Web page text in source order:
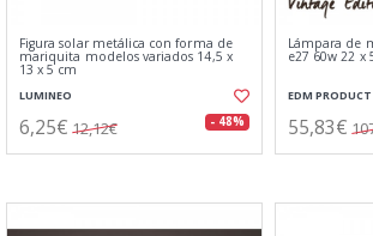
Figura solar metálica con forma de
mariquita modelos variados 14,5 x
13 x 5 cm
LUMINEO
6,25€ 12,12€ - 48%
Lámpara de
e27 60w 22 x
EDM PRODUCT
55,83€